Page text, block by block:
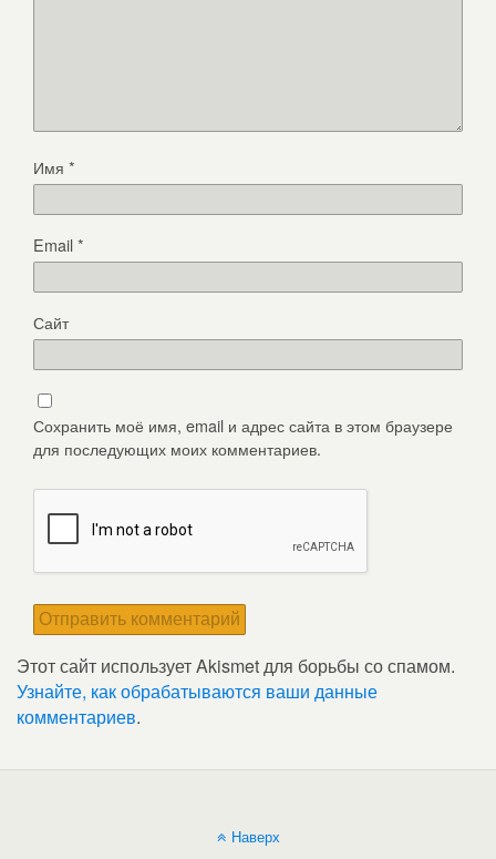
Имя *
Email*
Сайт
Сохранить моё имя, email и адрес сайта в этом браузере
для последующих моих комментариев.
Этот сайт использует Akismet для борьбы со спамом.
Узнайте, как обрабатываются ваши данные
комментариев.
Наверх